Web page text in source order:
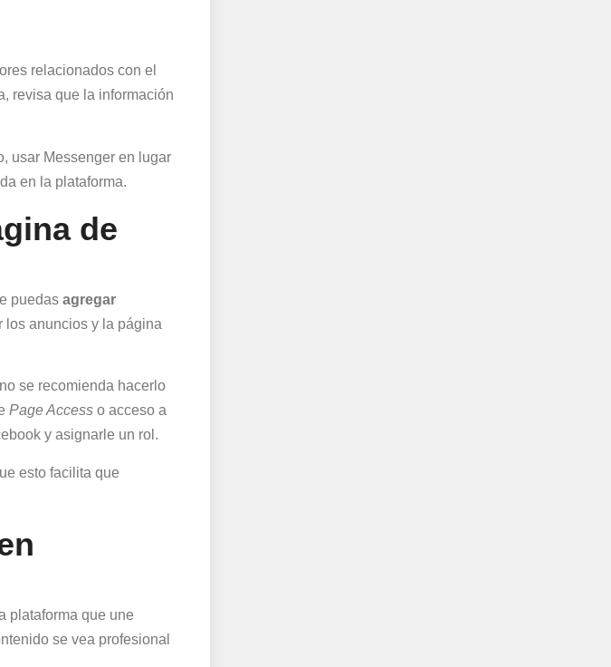
relacionados con el
revisa que la información
usar Messenger en lugar
en la plataforma.
de
puedas agregar
los anuncios y la página
se recomienda hacerlo
Page Access o acceso a
y asignarle un rol.
esto facilita que
plataforma que une
se vea profesional